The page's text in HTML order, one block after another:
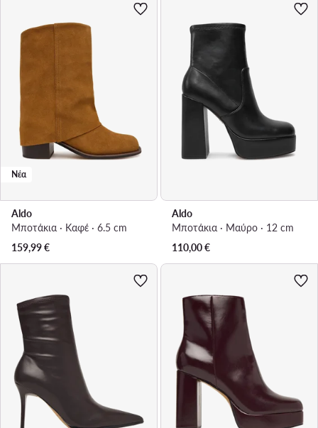
Νέα
Aldo
Μποτάκια · Καφέ · 6.5 cm
159,99€
Aldo
Μποτάκια · Μαύρο · 12 cm
110,00€